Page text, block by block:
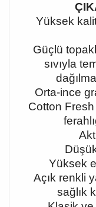
Yüksek
Güçlü
sıvıyla
Orta-ince
Cotton
Yüksek
Açık renkli
sağlık